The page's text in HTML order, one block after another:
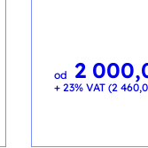
od 2
+ 23% VAT (2